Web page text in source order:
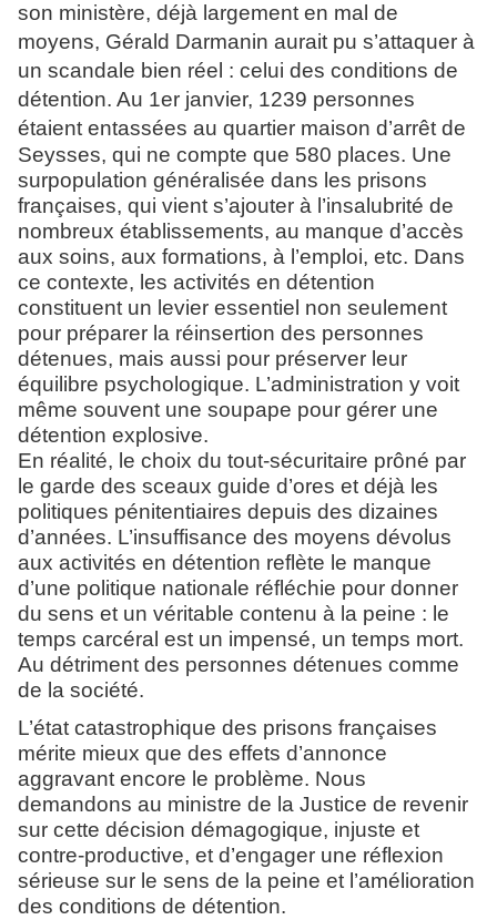
son ministère, déjà largement en mal de
moyens, Gérald Darmanin aurait pu s’attaquer à
un scandale bien réel : celui des conditions de
détention. Au 1er janvier, 1239 personnes
étaient entassées au quartier maison d’arrêt de
Seysses, qui ne compte que 580 places. Une
surpopulation généralisée dans les prisons
françaises, qui vient s’ajouter à l’insalubrité de
nombreux établissements, au manque d’accès
aux soins, aux formations, à l’emploi, etc. Dans
ce contexte, les activités en détention
constituent un levier essentiel non seulement
pour préparer la réinsertion des personnes
détenues, mais aussi pour préserver leur
équilibre psychologique. L’administration y voit
même souvent une soupape pour gérer une
détention explosive.
En réalité, le choix du tout-sécuritaire prôné par
le garde des sceaux guide d’ores et déjà les
politiques pénitentiaires depuis des dizaines
d’années. L’insuffisance des moyens dévolus
aux activités en détention reflète le manque
d’une politique nationale réfléchie pour donner
du sens et un véritable contenu à la peine : le
temps carcéral est un impensé, un temps mort.
Au détriment des personnes détenues comme
de la société.
L’état catastrophique des prisons françaises
mérite mieux que des effets d’annonce
aggravant encore le problème. Nous
demandons au ministre de la Justice de revenir
sur cette décision démagogique, injuste et
contre-productive, et d’engager une réflexion
sérieuse sur le sens de la peine et l’amélioration
des conditions de détention.